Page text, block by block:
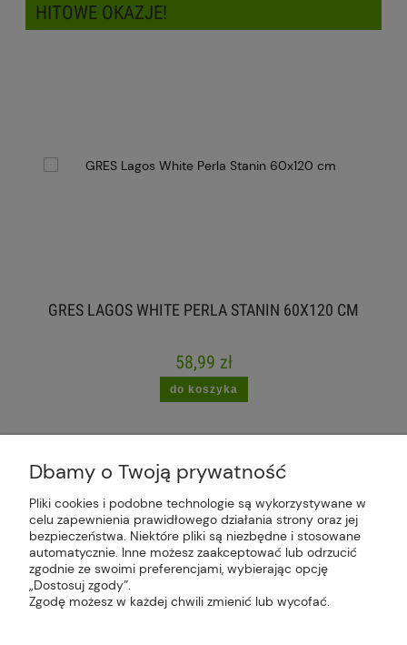
HITOWE OKAZJE!
GRES LAGOS WHITE PERLA STANIN 60X120 CM
58,99 zł
do koszyka
Plus Market Sp. z o.o. | Zakręcie 2K, 22-300
Krasnystaw, woj. lubelskie | sklep@plus-market.pl
| tel: 607 770 953 | NIP: 5170405164
Dbamy o Twoją prywatność
Pliki cookies i podobne technologie są wykorzystywane w
celu zapewnienia prawidłowego działania strony oraz jej
bezpieczeństwa. Niektóre pliki są niezbędne i stosowane
automatycznie. Inne możesz zaakceptować lub odrzucić
zgodnie ze swoimi preferencjami, wybierając opcję
„Dostosuj zgody”.
Zgodę możesz w każdej chwili zmienić lub wycofać.